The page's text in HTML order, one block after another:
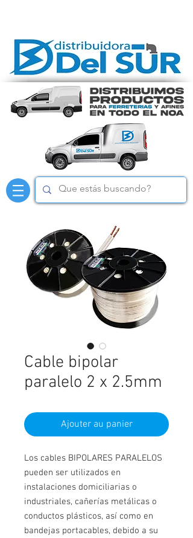
Cable bipolar
paralelo 2 x 2.5mm
Ajouter au panier
Los cables BIPOLARES PARALELOS
pueden ser utilizados en
instalaciones domiciliarias o
industriales, cañerías metálicas o
conductos plásticos, así como en
bandejas portacables, debido a su